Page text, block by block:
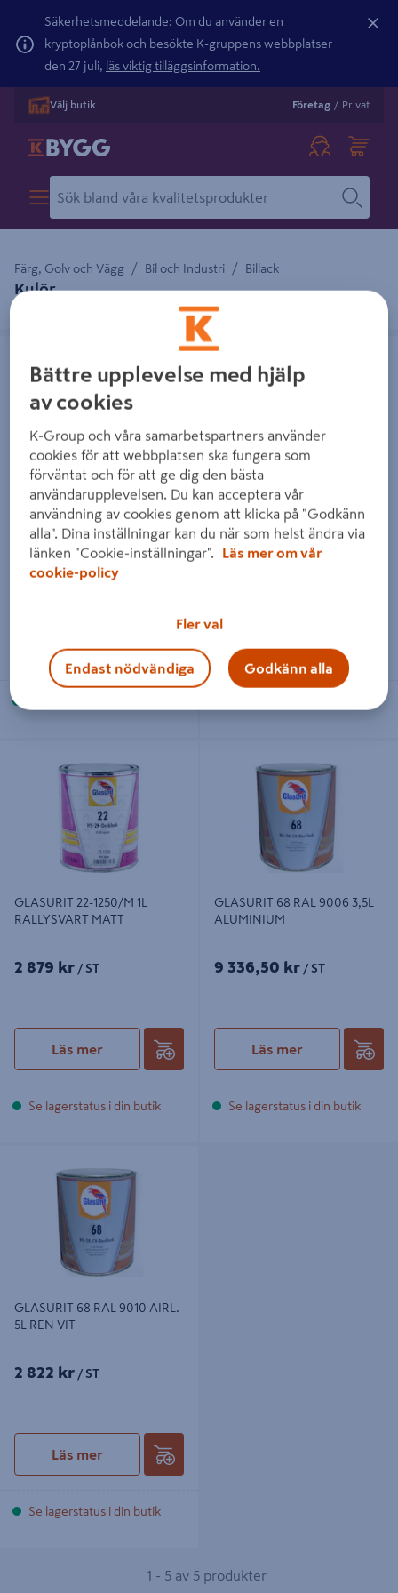
Säkerhetsmeddelande: Om du använder en
kryptoplånbok och besökte K-gruppens webbplatser
den 27 juli, läs viktig tilläggsinformation.
Välj butik Företag / Privat
Färg, Golv och Vägg Bil och Industri Billack
Kulör
GLASURIT 90-1250 1L DJUPSVART
GLASURIT 90-1250 1L
DJUPSVART
5 454 kr
GLASURIT 22-1235 VOC 1L
GLASURIT 22-1235 VOC 1L
JETSVART
2 273 kr
RALLYSVART MATT
GLASURIT 22-1250/M 1L
RALLYSVART MATT
2 879 kr / ST
Läs mer
Se lagerstatus i din butik
ALUMINIUM
GLASURIT 68 RAL 9006 3,5L
ALUMINIUM
9 336,50 kr / ST
Läs mer
Se lagerstatus i din butik
GLASURIT 68 RAL 9010 AIRL.
5L REN VIT
2 822 kr / ST
Läs mer
Se lagerstatus i din butik
1 - 5 av 5 produkter
Bättre upplevelse med hjälp
av cookies
K-Group och våra samarbetspartners använder
cookies för att webbplatsen ska fungera som
förväntat och för att ge dig den bästa
användarupplevelsen. Du kan acceptera vår
användning av cookies genom att klicka på "Godkänn
alla". Dina inställningar kan du när som helst ändra via
länken "Cookie-inställningar".
Läs mer om vår
cookie-policy
Fler val
Endast nödvändiga Godkänn alla